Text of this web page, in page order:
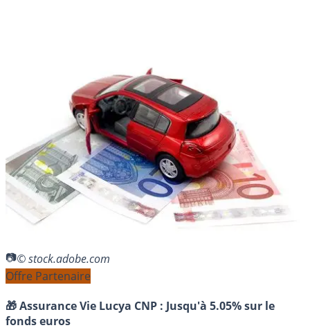
© stock.adobe.com
Offre Partenaire
🎁 Assurance Vie Lucya CNP : Jusqu'à 5.05% sur le
fonds euros